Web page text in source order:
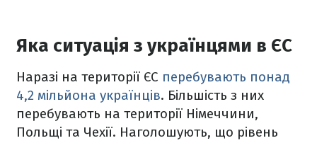
Яка ситуація з українцями в ЄС
Наразі на території ЄС перебувають понад
4,2 мільйона українців. Більшість з них
перебувають на території Німеччини,
Польщі та Чехії. Наголошують, що рівень